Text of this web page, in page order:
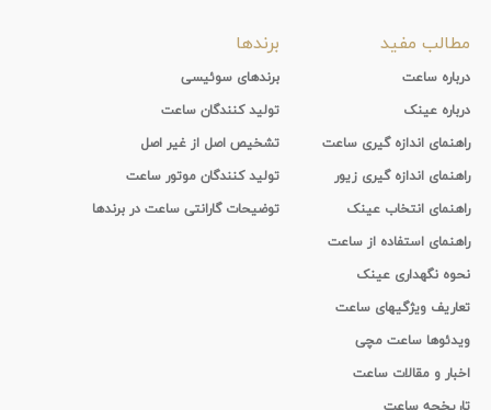
مطالب مفید
درباره ساعت
درباره عینک
راهنمای اندازه گیری ساعت
راهنمای اندازه گیری زیور
راهنمای انتخاب عینک
راهنمای استفاده از ساعت
نحوه نگهداری عینک
تعاریف ویژگیهای ساعت
ویدئوها ساعت مچی
اخبار و مقالات ساعت
برندها
برندهای سوئیسی
تولید کنندگان ساعت
تشخیص اصل از غیر اصل
تولید کنندگان موتور ساعت
توضیحات گارانتی ساعت در برندها